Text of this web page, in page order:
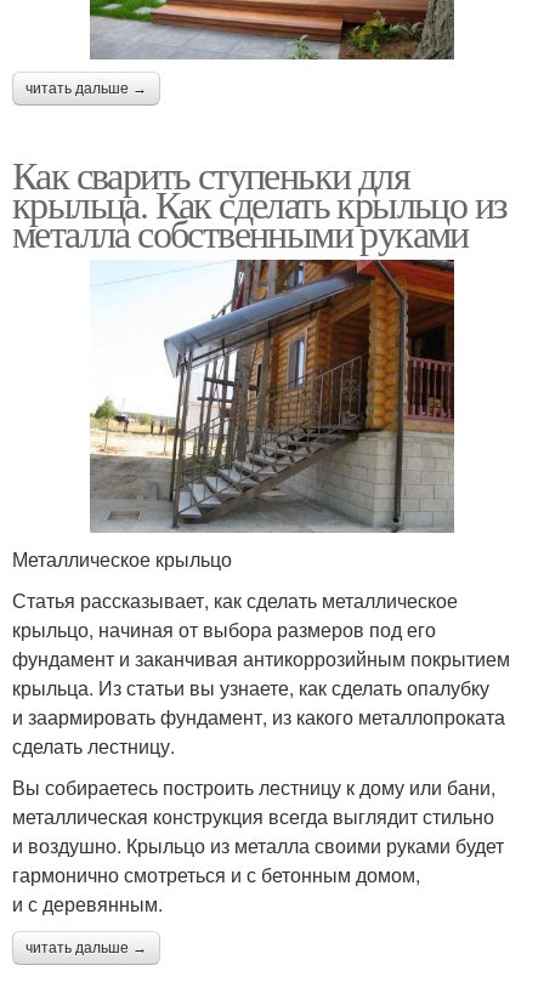
читать дальше →
Как сварить ступеньки для
крыльца. Как сделать крыльцо из
металла собственными руками
Металлическое крыльцо
Статья рассказывает, как сделать металлическое
крыльцо, начиная от выбора размеров под его
фундамент и заканчивая антикоррозийным покрытием
крыльца. Из статьи вы узнаете, как сделать опалубку
и заармировать фундамент, из какого металлопроката
сделать лестницу.
Вы собираетесь построить лестницу к дому или бани,
металлическая конструкция всегда выглядит стильно
и воздушно. Крыльцо из металла своими руками будет
гармонично смотреться и с бетонным домом,
и с деревянным.
читать дальше →